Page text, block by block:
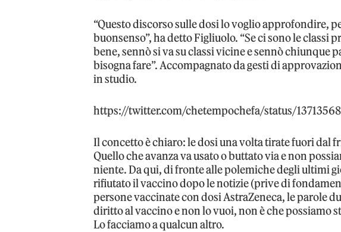
“Questo discorso sulle dosi lo voglio approfondire,
buonsenso”, ha detto Figliuolo. “Se ci sono le classi
bene, sennò si va su classi vicine e sennò chiunque
bisogna fare”. Accompagnato da gesti di
in studio.
https://twitter.com/chetempochefa/status/
Il concetto è chiaro: le dosi una volta tirate fuori dal
Quello che avanza va usato o buttato via e non
niente. Da qui, di fronte alle polemiche degli ultimi
rifiutato il vaccino dopo le notizie (prive di
persone vaccinate con dosi AstraZeneca, le parole
diritto al vaccino e non lo vuoi, non è che possiamo
Lo facciamo a qualcun altro.